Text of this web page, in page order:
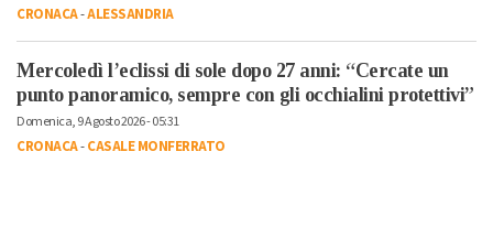
CRONACA-ALESSANDRIA
Mercoledì l’eclissi di sole dopo 27 anni: “Cercate un
punto panoramico, sempre con gli occhialini protettivi”
Domenica, 9 Agosto 2026 - 05:31
CRONACA-CASALE MONFERRATO